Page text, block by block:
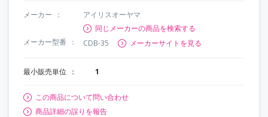
メーカー
アイリスオーヤマ
同じメーカーの商品を検索する
メーカー型番
CDB-35 メーカーサイトを見る
最小販売単位 1
この商品について問い合わせ
商品詳細の誤りを報告